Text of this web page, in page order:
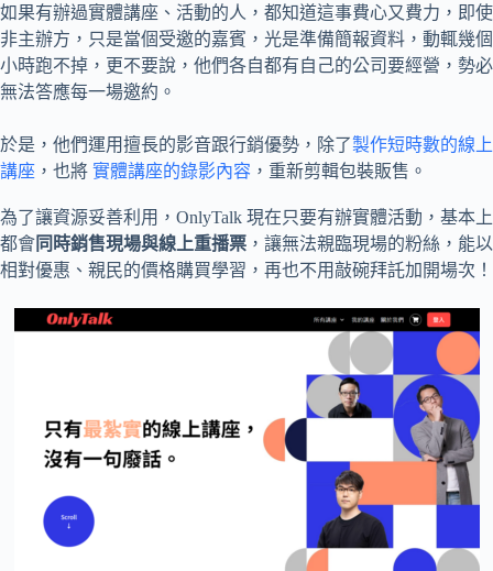
如果有辦過實體講座、活動的人，都知道這事費心又費力，即使
非主辦方，只是當個受邀的嘉賓，光是準備簡報資料，動輒幾個
小時跑不掉，更不要說，他們各自都有自己的公司要經營，勢必
無法答應每一場邀約。
於是，他們運用擅長的影音跟行銷優勢，除了製作短時數的線上
講座 ，也將 實體講座的錄影內容 ，重新剪輯包裝販售。
為了讓資源妥善利用，OnlyTalk 現在只要有辦實體活動，基本上
都會 同時銷售現場與線上重播票 ，讓無法親臨現場的粉絲，能以
相對優惠、親民的價格購買學習，再也不用敲碗拜託加開場次！